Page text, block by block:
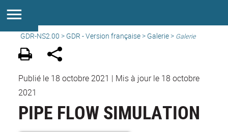
GDR-NS2.00 > GDR - Version française> Galerie> Galerie
Publié le 18 octobre 2021 | Mis à jour le 18 octobre
2021
PIPE FLOW SIMULATION